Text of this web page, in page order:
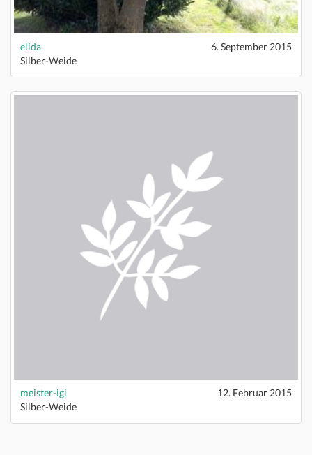
elida
6. September 2015
Silber-Weide
meister-igi
12. Februar 2015
Silber-Weide